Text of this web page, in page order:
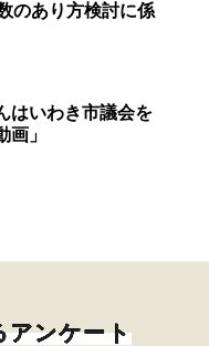
のあり方検討に係
はいわき市議会を
」
アンケート